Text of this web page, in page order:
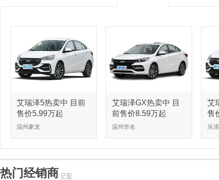
艾瑞泽5热卖中 目前
售价5.99万起
温州豪龙
艾瑞泽GX热卖中 目
前售价8.59万起
温州华名
艾
售
乐
热门经销商